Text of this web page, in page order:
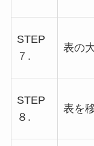
STEP
７.
表の
STEP
８.
表を